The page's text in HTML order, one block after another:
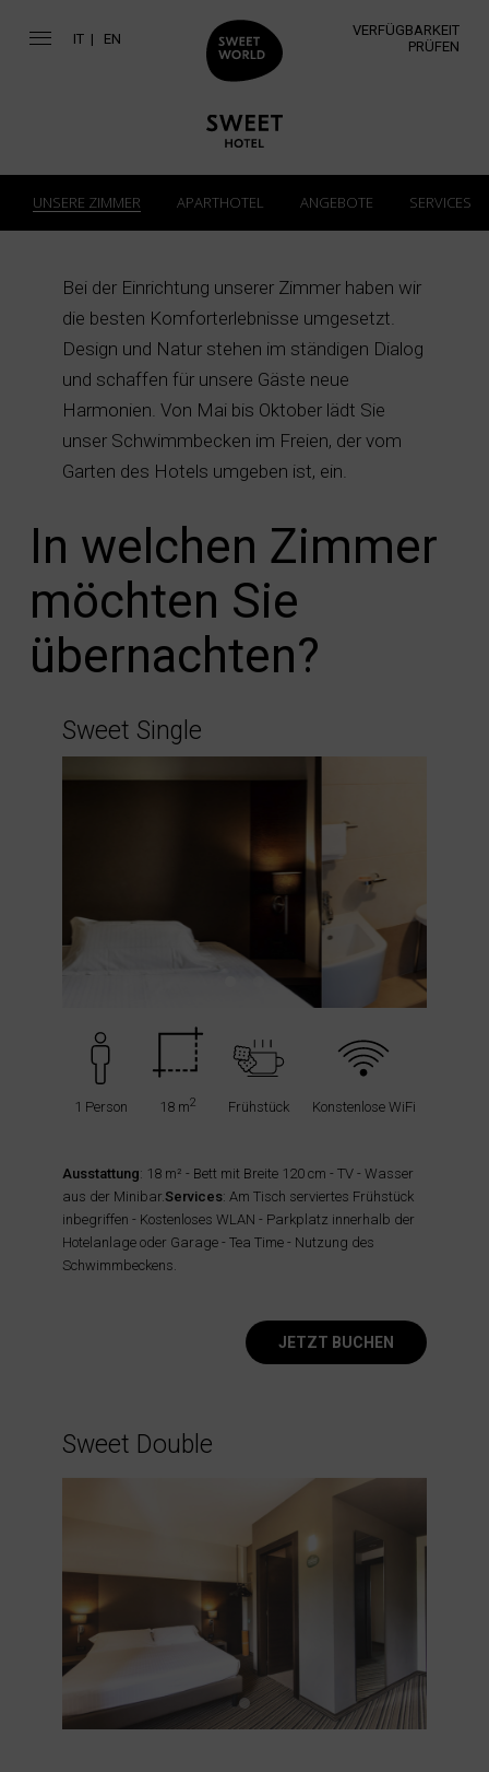
IT EN
VERFÜGBARKEIT
PRÜFEN
Bei der Einrichtung unserer Zimmer haben wir
die besten Komforterlebnisse umgesetzt.
Design und Natur stehen im ständigen Dialog
und schaffen für unsere Gäste neue
Harmonien. Von Mai bis Oktober lädt Sie
unser Schwimmbecken im Freien, der vom
Garten des Hotels umgeben ist, ein.
UNSERE ZIMMER APARTHOTEL ANGEBOTE SERVICES
In welchen Zimmer
möchten Sie
übernachten?
Sweet Single
1 Person 18 m2 Frühstück Konstenlose WiFi
Ausstattung: 18 m² - Bett mit Breite 120 cm - TV - Wasser
aus der Minibar.Services: Am Tisch serviertes Frühstück
inbegriffen - Kostenloses WLAN - Parkplatz innerhalb der
Hotelanlage oder Garage - Tea Time - Nutzung des
Schwimmbeckens.
JETZT BUCHEN
Sweet Double